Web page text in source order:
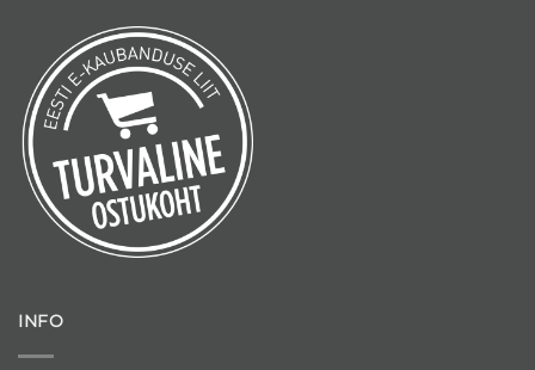
INFO